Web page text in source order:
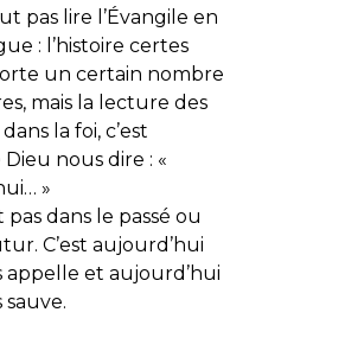
pas lire l’Évangile en
: l’histoire certes
un certain nombre
mais la lecture des
la foi, c’est
nous dire : «
»
pas dans le passé ou
C’est aujourd’hui
appelle et aujourd’hui
sauve.